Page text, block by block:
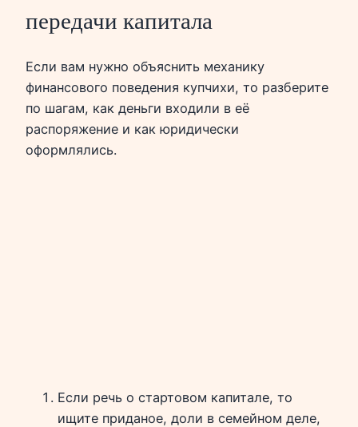
передачи капитала
Если вам нужно объяснить механику
финансового поведения купчихи, то разберите
по шагам, как деньги входили в её
распоряжение и как юридически
оформлялись.
Если речь о стартовом капитале, то
ищите приданое, доли в семейном деле,